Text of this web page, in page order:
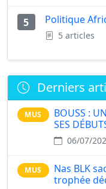
5 Politique
5 articles
Derniers
MUS
BOUSS :
SES
06/07/
MUS
Nas BLK
trophée